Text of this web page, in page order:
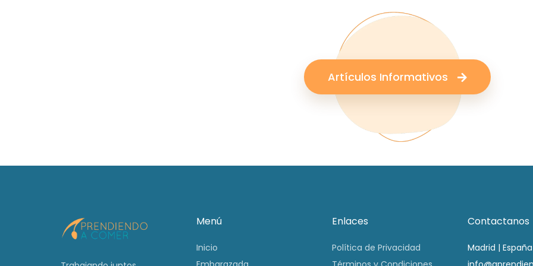
Artículos Informativos
Menú
Inicio
Enlaces
Política de Privacidad
Contactanos
Madrid | España